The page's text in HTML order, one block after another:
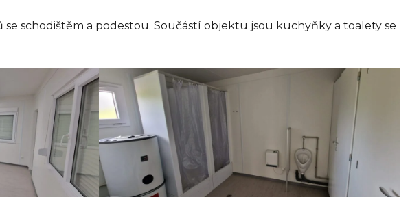
schodištěm a podestou. Součástí objektu jsou kuchyňky a toalety se